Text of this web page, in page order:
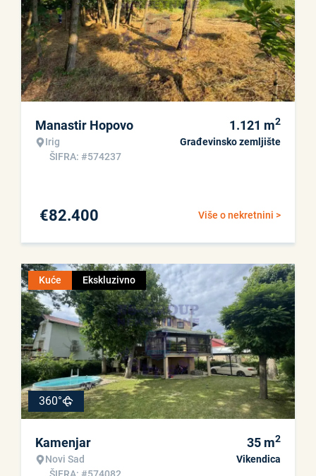
Manastir Hopovo
Irig
ŠIFRA: #574237
1.121 m2
Građevinsko zemljište
Više o nekretnini >
€82.400
Kuće Ekskluzivno
360°
Kamenjar
Novi Sad
35 m2
Vikendica